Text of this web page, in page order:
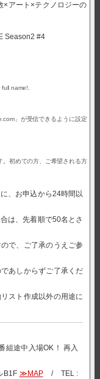
×アート×テクノロジーの
Season2 #4
name!.
」が受信できるように設定
初めての方、ご希望される方
、お申込から24時間以
は、先着順で50名とさ
で、ご了承のうえご参
あしからずご了承くだ
スト作成以外の用途に
組途中入場OK！ 再入
B1F ≫MAP/ TEL :